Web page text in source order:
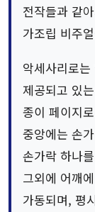
전작들과 같
가조립 비주
악세사리로
제공되고 있
종이 페이지
중앙에는 손
손가락 하나
그외에 어깨
가동되며, 평